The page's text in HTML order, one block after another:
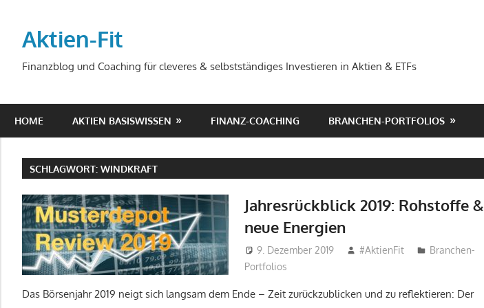
springenAktien-Fit
Finanzblog und Coaching für cleveres & selbstständiges Investieren in Aktien & ETFs
HOME AKTIEN BASISWISSEN FINANZ-COACHING BRANCHEN-PORTFOLIOS
SCHLAGWORT:WINDKRAFT
Jahresrückblick 2019: Rohstoffe &
neue Energien
9. Dezember 2019 #AktienFit
Branchen-
Portfolios
Das Börsenjahr 2019 neigt sich langsam dem Ende – Zeit zurückzublicken und zu reflektieren: Der